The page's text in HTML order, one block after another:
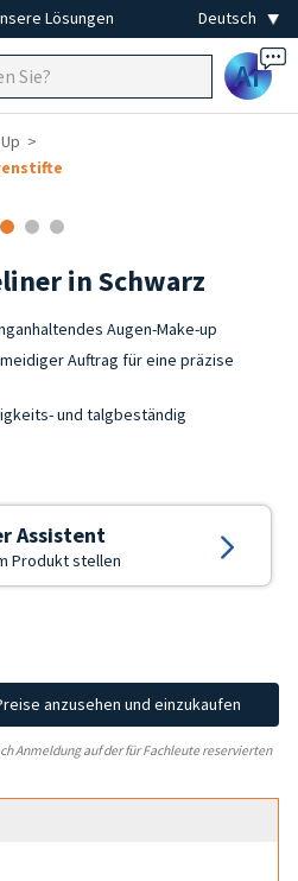
Lösungen
Ai
in Schwarz
Augen-Make-up
Auftrag für eine präzise
und talgbeständig
Assistent
Produkt stellen
anzusehen und einzukaufen
Anmeldung auf der für Fachleute reservierten